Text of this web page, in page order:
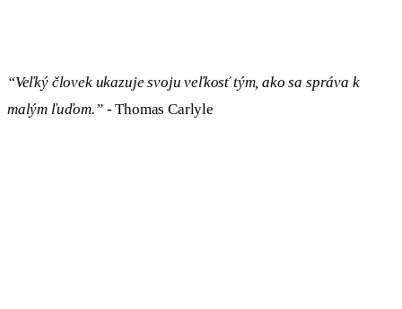
“Veľký človek ukazuje svoju veľkosť tým, ako sa správa k
malým ľuďom.”- Thomas Carlyle